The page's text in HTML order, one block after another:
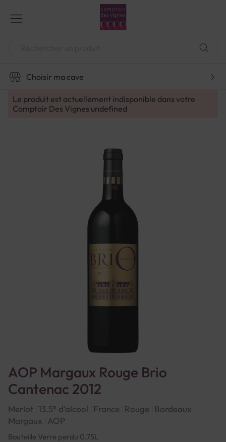
contenu
Choisir ma cave
Le produit est actuellement indisponible dans votre
Comptoir Des Vignes undefined
AOP Margaux Rouge Brio
Cantenac 2012
Merlot 13.5° d'alcool France Rouge
Bordeaux
Margaux AOP
Bouteille Verre perdu 0,75L